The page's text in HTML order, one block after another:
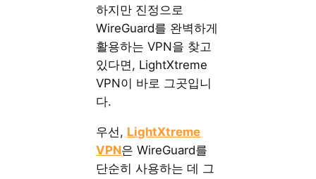
하지만 진정으로
WireGuard를 완벽하게
활용하는 VPN을 찾고
있다면, LightXtreme
VPN이 바로 그곳입니
다.
우선, LightXtreme
VPN은 WireGuard를
단순히 사용하는 데 그